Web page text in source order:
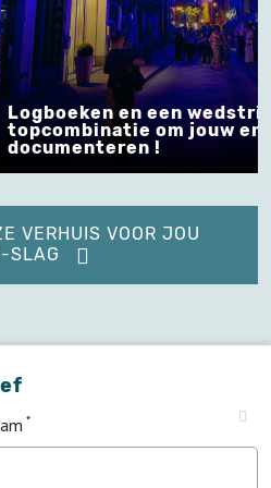
te
Kijk naar de
jezelf !
VERHUIS VOOR JOU
SLAG